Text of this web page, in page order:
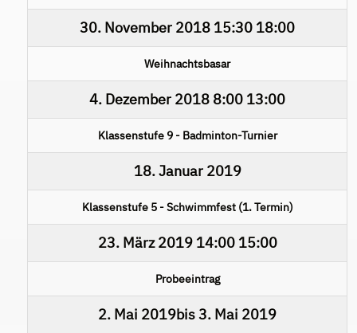
30. November 2018 15:30 18:00
Weihnachtsbasar
4. Dezember 2018 8:00 13:00
Klassenstufe 9 - Badminton-Turnier
18. Januar 2019
Klassenstufe 5 - Schwimmfest (1. Termin)
23. März 201914:00 15:00
Probeeintrag
2. Mai 2019bis3. Mai 2019